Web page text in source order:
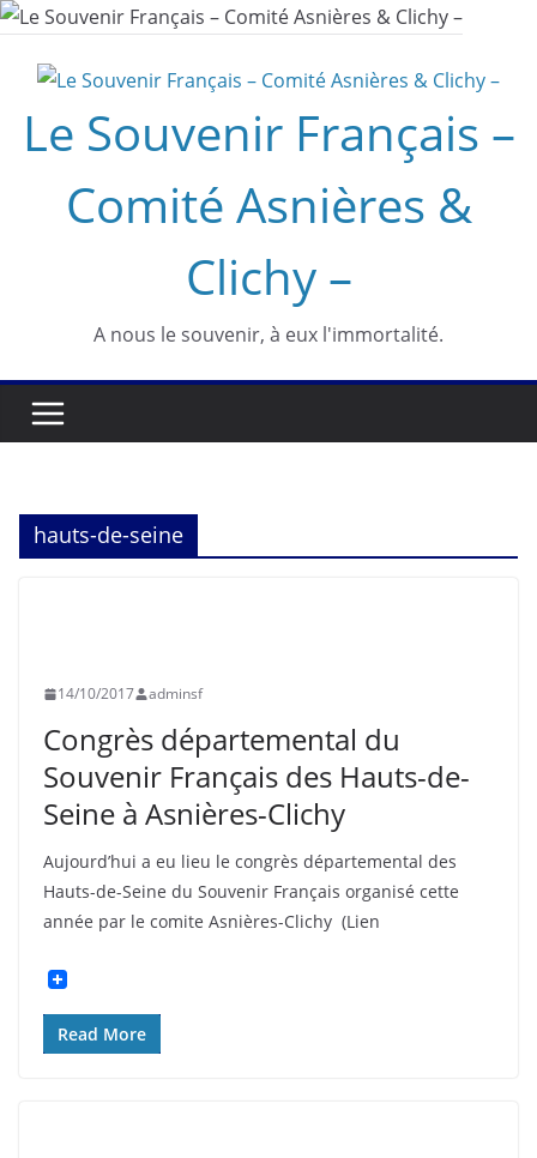
Passer
contenu
Le Souvenir Français –
Comité Asnières &
Clichy –
A nous le souvenir, à eux l'immortalité.
hauts-de-seine
14/10/2017 adminsf
Congrès départemental du
Souvenir Français des Hauts-de-
Seine à Asnières-Clichy
Aujourd’hui a eu lieu le congrès départemental des
Hauts-de-Seine du Souvenir Français organisé cette
année par le comite Asnières-Clichy (Lien
Read More